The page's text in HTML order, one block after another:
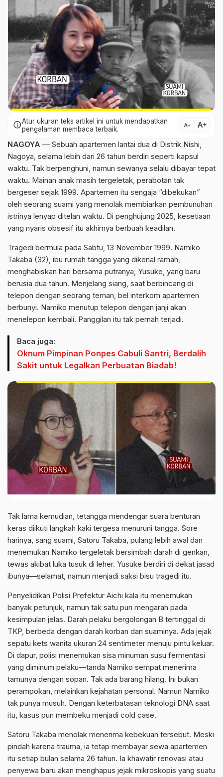
infoAtur ukuran teks artikel ini untuk mendapatkan
pengalaman membaca terbaik.
text_decrease text_increase
NAGOYA — Sebuah apartemen lantai dua di Distrik Nishi,
Nagoya, selama lebih dari 26 tahun berdiri seperti kapsul
waktu. Tak berpenghuni, namun sewanya selalu dibayar tepat
waktu. Mainan anak masih tergeletak, perabotan tak
bergeser sejak 1999. Apartemen itu sengaja “dibekukan”
oleh seorang suami yang menolak membiarkan pembunuhan
istrinya lenyap ditelan waktu. Di penghujung 2025, kesetiaan
yang nyaris obsesif itu akhirnya berbuah keadilan.
Tragedi bermula pada Sabtu, 13 November 1999. Namiko
Takaba (32), ibu rumah tangga yang dikenal ramah,
menghabiskan hari bersama putranya, Yusuke, yang baru
berusia dua tahun. Menjelang siang, saat berbincang di
telepon dengan seorang teman, bel interkom apartemen
berbunyi. Namiko menutup telepon dengan janji akan
menelepon kembali. Panggilan itu tak pernah terjadi.
Baca juga:
Oknum Pimpinan Ponpes Cabuli Santri, Berdalih
Sakit untuk Legalkan Perbuatan Biadab!
Tak lama kemudian, tetangga mendengar suara benturan
keras diikuti langkah kaki tergesa menuruni tangga. Sore
harinya, sang suami, Satoru Takaba, pulang lebih awal dan
menemukan Namiko tergeletak bersimbah darah di genkan,
tewas akibat luka tusuk di leher. Yusuke berdiri di dekat jasad
ibunya—selamat, namun menjadi saksi bisu tragedi itu.
Penyelidikan Polisi Prefektur Aichi kala itu menemukan
banyak petunjuk, namun tak satu pun mengarah pada
kesimpulan jelas. Darah pelaku bergolongan B tertinggal di
TKP, berbeda dengan darah korban dan suaminya. Ada jejak
sepatu kets wanita ukuran 24 sentimeter menuju pintu keluar.
Di dapur, polisi menemukan sisa minuman susu fermentasi
yang diminum pelaku—tanda Namiko sempat menerima
tamunya dengan sopan. Tak ada barang hilang. Ini bukan
perampokan, melainkan kejahatan personal. Namun Namiko
tak punya musuh. Dengan keterbatasan teknologi DNA saat
itu, kasus pun membeku menjadi cold case.
Satoru Takaba menolak menerima kebekuan tersebut. Meski
pindah karena trauma, ia tetap membayar sewa apartemen
itu setiap bulan selama 26 tahun. Ia khawatir renovasi atau
penyewa baru akan menghapus jejak mikroskopis yang suatu